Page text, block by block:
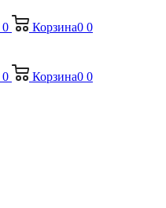
0 Корзина0 0
0 Корзина0 0